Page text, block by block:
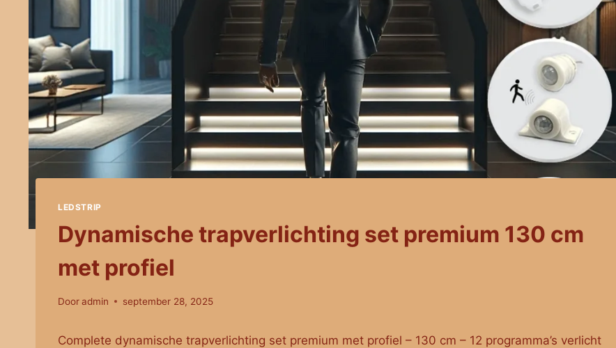
LEDSTRIP
Dynamische trapverlichting set premium 130 cm
met profiel
Dooradmin september 28, 2025
Complete dynamische trapverlichting set premium met profiel – 130 cm – 12 programma’s verlicht